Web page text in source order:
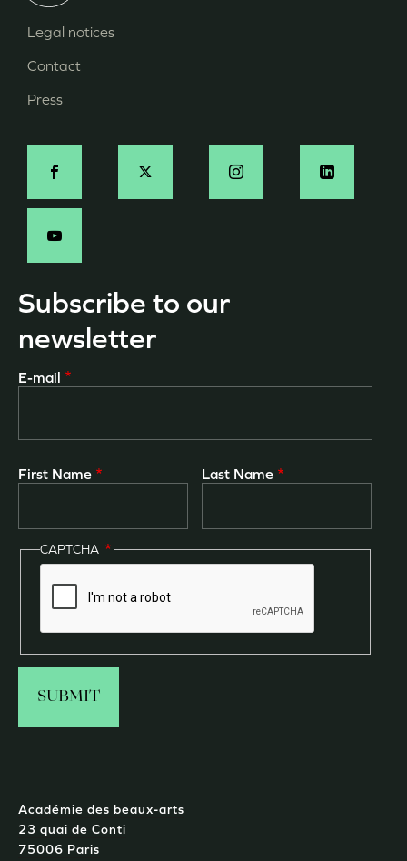
Pied
de
Legal notices
Contact
Press
Social
-
Subscribe to our
newsletter
E-mail
First Name Last Name
CAPTCHA
Académie des beaux-arts
23 quai de Conti
75006 Paris